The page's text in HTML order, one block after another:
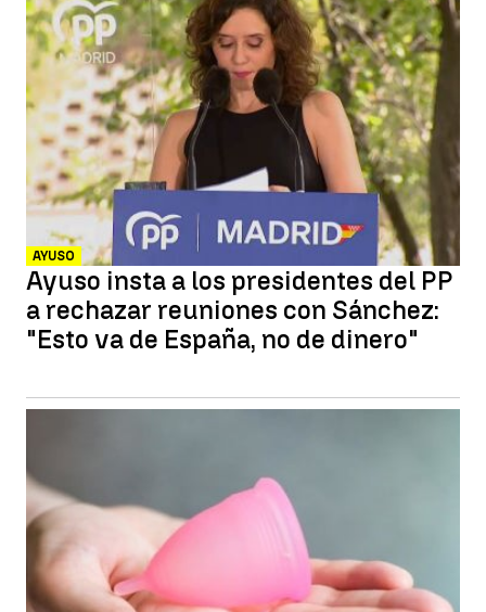
AYUSO
Ayuso insta a los presidentes del PP
a rechazar reuniones con Sánchez:
"Esto va de España, no de dinero"